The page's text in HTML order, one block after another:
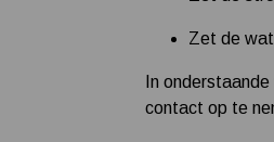
Zet de
In
contact op te